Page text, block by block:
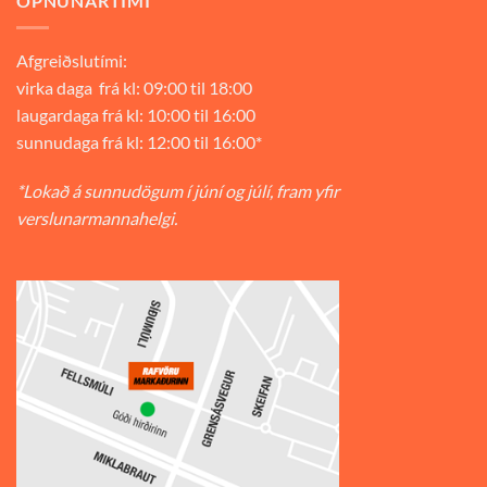
Afgreiðslutími:
virka daga frá kl: 09:00 til 18:00
laugardaga frá kl: 10:00 til 16:00
sunnudaga frá kl: 12:00 til 16:00*
*Lokað á sunnudögum í júní og júlí, fram yfir
verslunarmannahelgi.